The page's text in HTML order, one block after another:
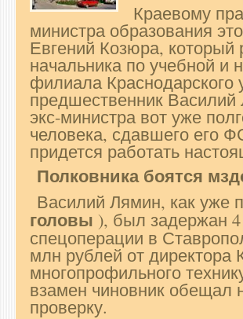
Краевому
министра образования
Евгений Козюра, который
начальника по учебной и
филиала
предшественник Василий
экс-министра вот уже
человека, сдавшего его
придется работать
Полковника боятся
Василий Лямин, как
головы ), был задержан
спецоперации в
млн рублей от директора
многопрофильного
взамен чиновник обещал
проверку.